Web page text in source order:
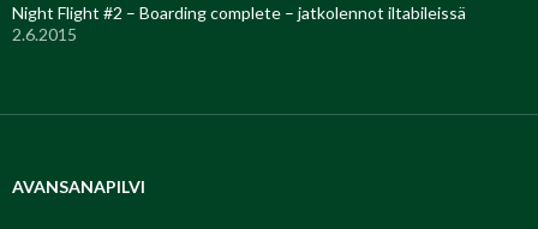
Night Flight #2 – Boarding complete – jatkolennot iltabileissä
2.6.2015
AVANSANAPILVI